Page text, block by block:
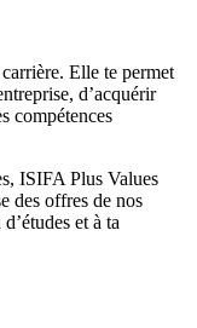
Elle te permet
d’acquérir
compétences
ISIFA Plus Values
des offres de nos
et à ta